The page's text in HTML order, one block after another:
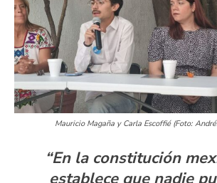
Mauricio Magaña y Carla Escoffié (Foto:
“En la constitución